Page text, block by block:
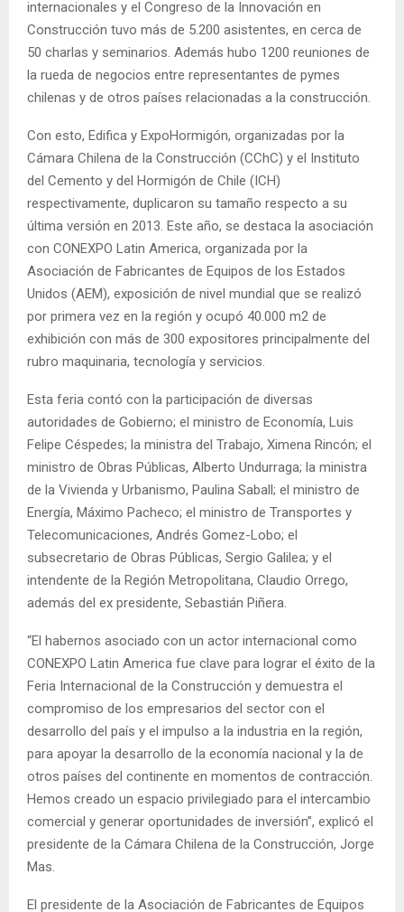
internacionales y el Congreso de la Innovación en
Construcción tuvo más de 5.200 asistentes, en cerca de
50 charlas y seminarios. Además hubo 1200 reuniones de
la rueda de negocios entre representantes de pymes
chilenas y de otros países relacionadas a la construcción.
Con esto, Edifica y ExpoHormigón, organizadas por la
Cámara Chilena de la Construcción (CChC) y el Instituto
del Cemento y del Hormigón de Chile (ICH)
respectivamente, duplicaron su tamaño respecto a su
última versión en 2013. Este año, se destaca la asociación
con CONEXPO Latin America, organizada por la
Asociación de Fabricantes de Equipos de los Estados
Unidos (AEM), exposición de nivel mundial que se realizó
por primera vez en la región y ocupó 40.000 m2 de
exhibición con más de 300 expositores principalmente del
rubro maquinaria, tecnología y servicios.
Esta feria contó con la participación de diversas
autoridades de Gobierno; el ministro de Economía, Luis
Felipe Céspedes; la ministra del Trabajo, Ximena Rincón; el
ministro de Obras Públicas, Alberto Undurraga; la ministra
de la Vivienda y Urbanismo, Paulina Saball; el ministro de
Energía, Máximo Pacheco; el ministro de Transportes y
Telecomunicaciones, Andrés Gomez-Lobo; el
subsecretario de Obras Públicas, Sergio Galilea; y el
intendente de la Región Metropolitana, Claudio Orrego,
además del ex presidente, Sebastián Piñera.
“El habernos asociado con un actor internacional como
CONEXPO Latin America fue clave para lograr el éxito de la
Feria Internacional de la Construcción y demuestra el
compromiso de los empresarios del sector con el
desarrollo del país y el impulso a la industria en la región,
para apoyar la desarrollo de la economía nacional y la de
otros países del continente en momentos de contracción.
Hemos creado un espacio privilegiado para el intercambio
comercial y generar oportunidades de inversión”, explicó el
presidente de la Cámara Chilena de la Construcción, Jorge
Mas.
El presidente de la Asociación de Fabricantes de Equipos